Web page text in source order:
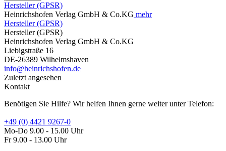
Hersteller (GPSR)
Heinrichshofen Verlag GmbH & Co.KG mehr
Hersteller (GPSR)
Hersteller (GPSR)
Heinrichshofen Verlag GmbH & Co.KG
Liebigstraße 16
DE-26389 Wilhelmshaven
info@heinrichshofen.de
Zuletzt angesehen
Kontakt
Benötigen Sie Hilfe? Wir helfen Ihnen gerne weiter unter Telefon:
+49 (0) 4421 9267-0
Mo-Do 9.00 - 15.00 Uhr
Fr 9.00 - 13.00 Uhr